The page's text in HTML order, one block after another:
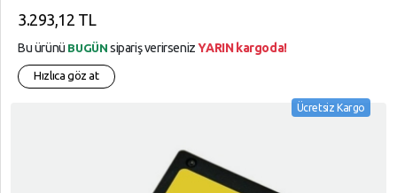
3.293,12 TL
Bu ürünü BUGÜN sipariş verirsenizYARIN kargoda!
Hızlıca göz at
Ücretsiz Kargo